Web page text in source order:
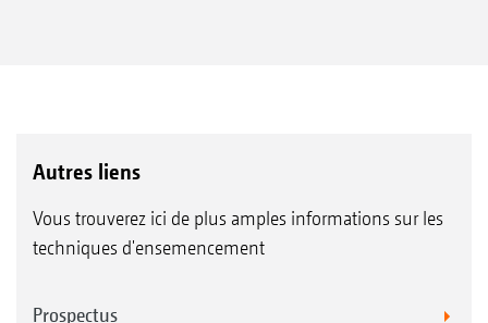
Autres liens
Vous trouverez ici de plus amples informations sur les
techniques d'ensemencement
Prospectus